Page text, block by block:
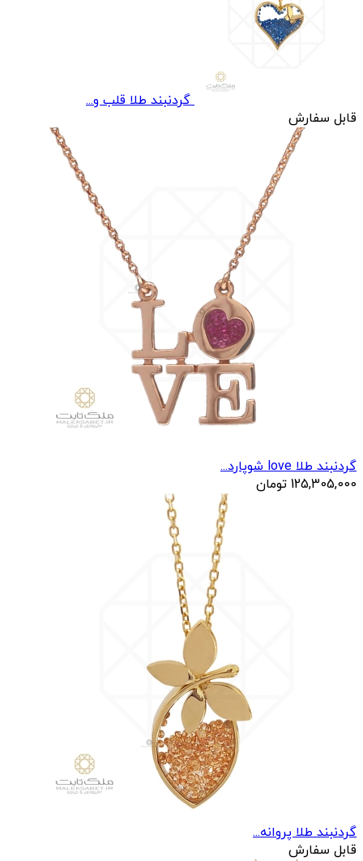
گردنبند طلا قلب و...
قابل سفارش
گردنبند طلا love شوپارد...
125,305,000 تومان
گردنبند طلا پروانه...
قابل سفارش